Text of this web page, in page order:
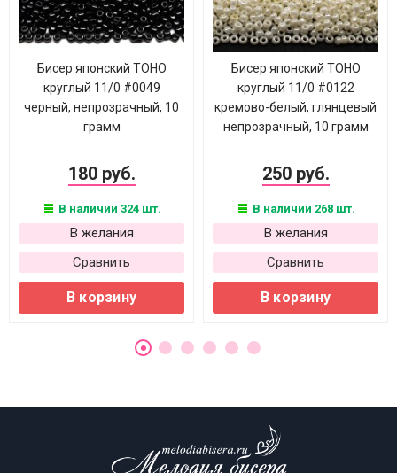
Бисер японский TOHO
круглый 11/0 #0049
черный, непрозрачный, 10
грамм
180 руб.
В наличии 324 шт.
В желания
Сравнить
В корзину
Бисер японский TOHO
круглый 11/0 #0122
кремово-белый, глянцевый
непрозрачный, 10 грамм
250 руб.
В наличии 268 шт.
В желания
Сравнить
В корзину